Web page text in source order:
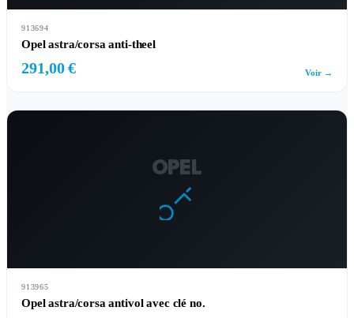
913694
Opel astra/corsa anti-theel
291,00 € Voir →
OPEL
913965
Opel astra/corsa antivol avec clé no.